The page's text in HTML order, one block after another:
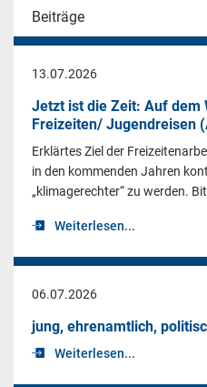
Beiträge
13.07.2026
Jetzt ist die Zeit: Auf dem
Freizeiten/ Jugendreisen
Erklärtes Ziel der
in den kommenden Jahren
„klimagerechter“ zu werden.
Weiterlesen...
06.07.2026
jung, ehrenamtlich,
Weiterlesen...